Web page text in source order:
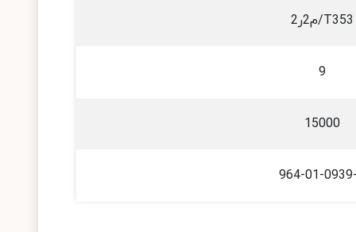
T353/م2ر2
9
15000
964-01-